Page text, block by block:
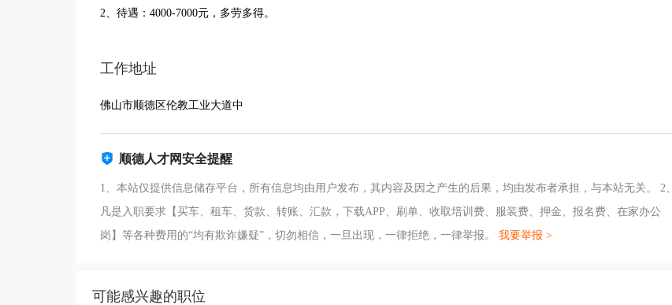
2、待遇：4000-7000元，多劳多得。
工作地址
佛山市顺德区伦教工业大道中
顺德人才网安全提醒
1、本站仅提供信息储存平台，所有信息均由用户发布，其内容及因之产生的后果，均由发布者承担，与本站无关。 2、
凡是入职要求【买车、租车、货款、转账、汇款，下载APP、刷单、收取培训费、服装费、押金、报名费、在家办公
岗】等各种费用的“均有欺诈嫌疑”，切勿相信，一旦出现，一律拒绝，一律举报。 我要举报 >
可能感兴趣的职位